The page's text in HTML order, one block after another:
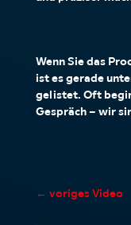
Wenn Sie das
ist es gerade
gelistet. Oft
Gespräch – wir
← voriges Video